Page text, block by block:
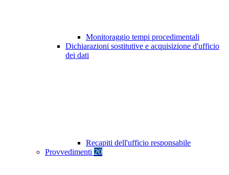
Monitoraggio tempi procedimentali
Dichiarazioni sostitutive e acquisizione d'ufficio
dei dati
Recapiti dell'ufficio responsabile
Provvedimenti 20